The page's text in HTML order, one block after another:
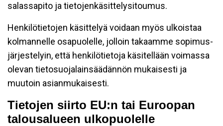
salassapito ja tietojenkäsittelysitoumus.
Henkilötietojen käsittelyä voidaan myös ulkoistaa
kolmannelle osapuolelle, jolloin takaamme sopimus-
järjestelyin, että henkilötietoja käsitellään voimassa
olevan tietosuojalainsäädännön mukaisesti ja
muutoin asianmukaisesti.
Tietojen siirto EU:n tai Euroopan
talousalueen ulkopuolelle